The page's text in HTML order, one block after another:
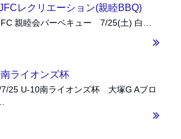
レクリエーション(親睦BBQ)
親睦会バーベキュー 7/25(土) 白…
ライオンズ杯
25 U-10南ライオンズ杯 大塚G Aブロ